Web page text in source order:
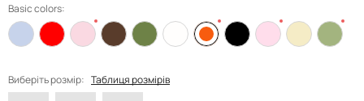
Basic colors:
Виберіть розмір: Таблиця розмірів